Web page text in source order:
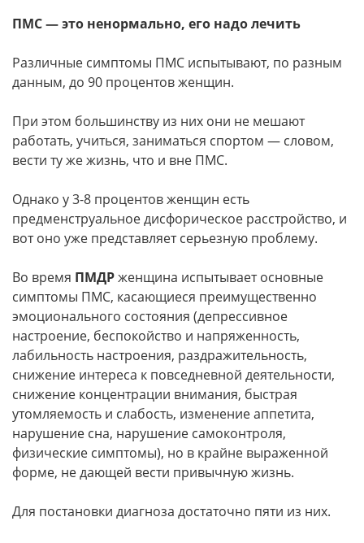
ПМС — это ненормально, его надо лечить
Различные симптомы ПМС испытывают, по разным
данным, до 90 процентов женщин.
При этом большинству из них они не мешают
работать, учиться, заниматься спортом — словом,
вести ту же жизнь, что и вне ПМС.
Однако у 3-8 процентов женщин есть
предменструальное дисфорическое расстройство, и
вот оно уже представляет серьезную проблему.
Во время ПМДРженщина испытывает основные
симптомы ПМС, касающиеся преимущественно
эмоционального состояния (депрессивное
настроение, беспокойство и напряженность,
лабильность настроения, раздражительность,
снижение интереса к повседневной деятельности,
снижение концентрации внимания, быстрая
утомляемость и слабость, изменение аппетита,
нарушение сна, нарушение самоконтроля,
физические симптомы), но в крайне выраженной
форме, не дающей вести привычную жизнь.
Для постановки диагноза достаточно пяти из них.